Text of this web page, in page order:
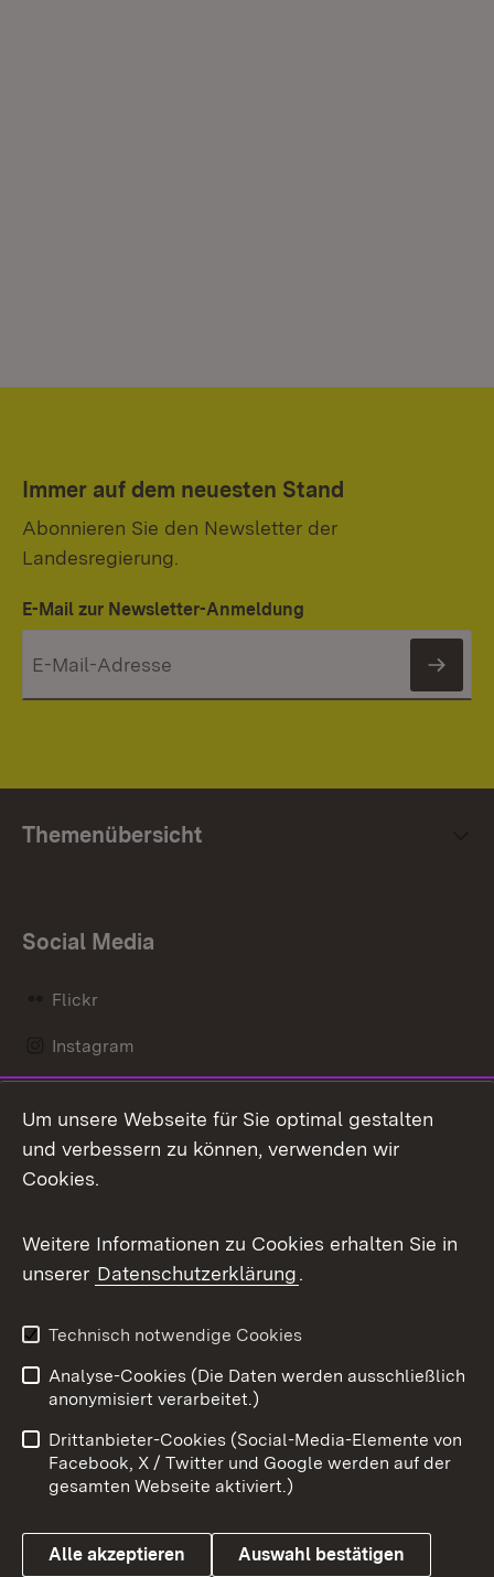
Immer auf dem neuesten Stand
Abonnieren Sie den Newsletter der
Landesregierung.
E-Mail zur Newsletter-Anmeldung
Themenübersicht
Social Media
Flickr
Instagram
Mastodon
Messenger
Social Wall
X / Twitter
Youtube
Benutzungshinweise
Barrierefreiheit
Datenschutz
Cookies
Um unsere Webseite für Sie optimal gestalten
und verbessern zu können, verwenden wir
Cookies.
Weitere Informationen zu Cookies erhalten Sie in
unserer Datenschutzerklärung.
Technisch notwendige Cookies
Analyse-Cookies (Die Daten werden ausschließlich
anonymisiert verarbeitet.)
Drittanbieter-Cookies (Social-Media-Elemente von
Facebook, X / Twitter und Google werden auf der
gesamten Webseite aktiviert.)
Alle akzeptieren Auswahl bestätigen